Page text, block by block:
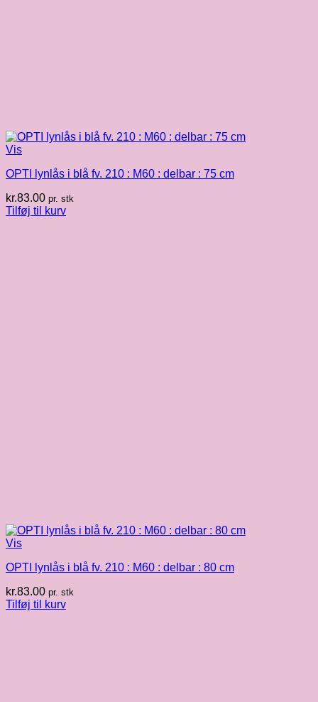
Vis
OPTI lynlås i blå fv. 210 : M60 : delbar : 75 cm
kr.83.00 pr. stk
Tilføj til kurv
Vis
OPTI lynlås i blå fv. 210 : M60 : delbar : 80 cm
kr.83.00 pr. stk
Tilføj til kurv